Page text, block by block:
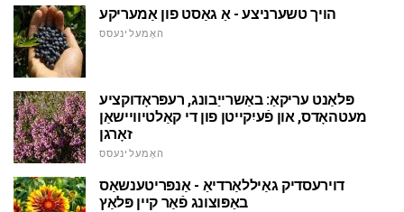
הויך טשערניצע - אַ גאַסט פון אַמעריקע
האָמעלינעסס
פּלאַנט עריקאַ: באַשרייַבונג, רעפּראָדוקציע
מעטהאָדס, און פֿעיִקייטן פון די קאַלטיוויישאַן
זאָרגן
האָמעלינעסס
דוירעסדיק גאַיללאַרדיאַ - אַנפּריטענשאַס
באַפּוצונג פֿאַר קיין פּלאַץ